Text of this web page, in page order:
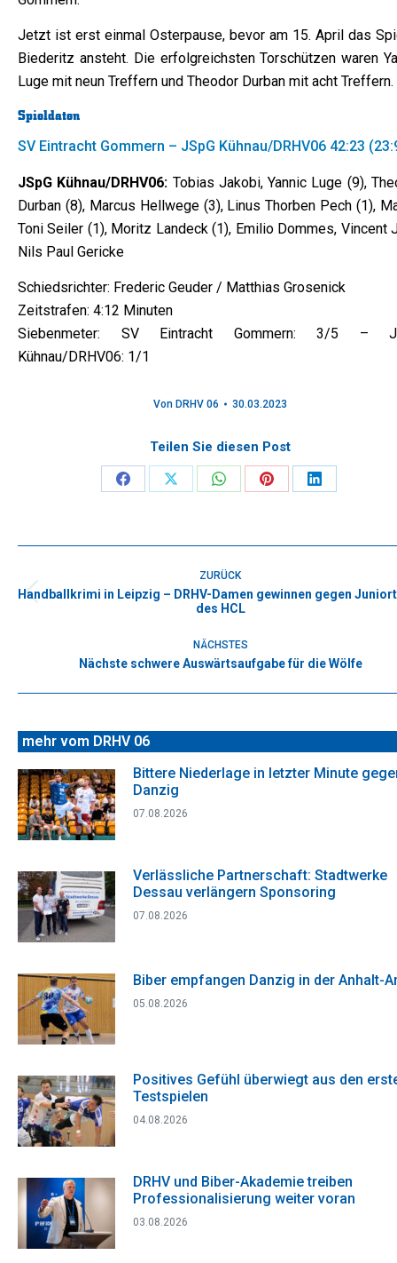
Jetzt ist erst einmal Osterpause, bevor am 15. April das
Biederitz ansteht. Die erfolgreichsten Torschützen waren
Luge mit neun Treffern und Theodor Durban mit acht Treffern.
Spieldaten
SV Eintracht Gommern – JSpG Kühnau/DRHV06 42:23
JSpG Kühnau/DRHV06: Tobias Jakobi, Yannic Luge (9),
Durban (8), Marcus Hellwege (3), Linus Thorben Pech (1),
Toni Seiler (1), Moritz Landeck (1), Emilio Dommes, Vincent
Nils Paul Gericke
Schiedsrichter: Frederic Geuder / Matthias Grosenick
Zeitstrafen: 4:12 Minuten
Siebenmeter: SV Eintracht Gommern: 3/5 –
Kühnau/DRHV06: 1/1
Von DRHV 06 30.03.2023
Teilen Sie diesen Post
Share
Facebook
Share
X
Share
WhatsApp
Share
Pinterest
Share
LinkedIn
ZURÜCK
Vorheriger
Handballkrimi in Leipzig – DRHV-Damen gewinnen gegen
des HCL
NÄCHSTES
Nächster
Nächste schwere Auswärtsaufgabe für die Wölfe
mehr vom DRHV 06
Bittere Niederlage in letzter Minute
Danzig
07.08.2026
Verlässliche Partnerschaft: Stadtwerke
Dessau verlängern Sponsoring
07.08.2026
Biber empfangen Danzig in der Anhalt-
05.08.2026
Positives Gefühl überwiegt aus den
Testspielen
04.08.2026
DRHV und Biber-Akademie treiben
Professionalisierung weiter voran
03.08.2026